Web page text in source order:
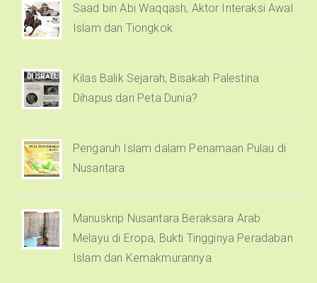
Saad bin Abi Waqqash, Aktor Interaksi Awal
Islam dan Tiongkok
Kilas Balik Sejarah, Bisakah Palestina
Dihapus dari Peta Dunia?
Pengaruh Islam dalam Penamaan Pulau di
Nusantara
Manuskrip Nusantara Beraksara Arab
Melayu di Eropa, Bukti Tingginya Peradaban
Islam dan Kemakmurannya